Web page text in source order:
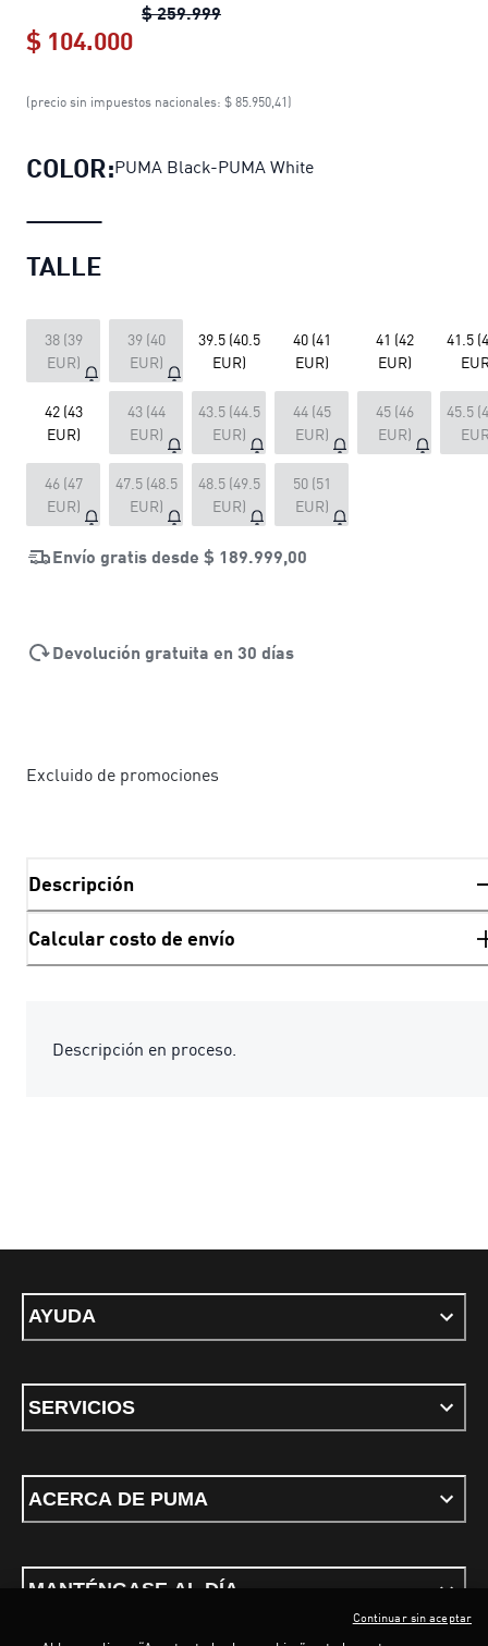
$ 259.999Botines de rugby Avant Pro para
$ 104.000
Botines de rugby Avant Pro para
(precio sin impuestos nacionales: $ 85.950,41)
COLOR:PUMA Black-PUMA White
TALLE
38 (39
EUR)
39 (40
EUR)
39.5 (40.5
EUR)
40 (41
EUR)
41 (42
EUR)
41.5
42 (43
EUR)
43 (44
EUR)
43.5 (44.5
EUR)
44 (45
EUR)
45 (46
EUR)
45.5
46 (47
EUR)
47.5 (48.5
EUR)
48.5 (49.5
EUR)
50 (51
EUR)
Envío gratis desde $ 189.999,00
Devolución gratuita en 30 días
Excluido de promociones
Descripción
Calcular costo de envío
Descripción en proceso.
AYUDA
SERVICIOS
ACERCA DE PUMA
MANTÉNGASE AL DÍA
Continuar sin aceptar